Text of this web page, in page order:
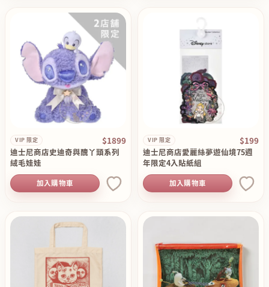
VIP 限定 $1899
迪士尼商店史迪奇與醜丫頭系列
絨毛娃娃
加入購物車
VIP 限定 $199
迪士尼商店愛麗絲夢遊仙境75週
年限定4入貼紙組
加入購物車